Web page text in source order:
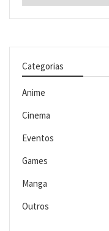
Categorias
Anime
Cinema
Eventos
Games
Manga
Outros